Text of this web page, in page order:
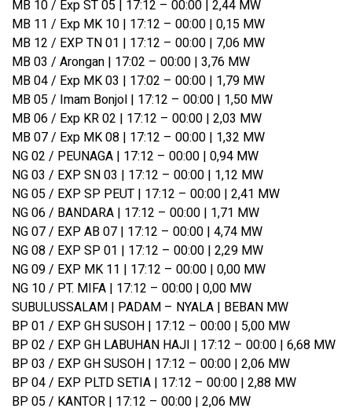
MB 10 / Exp ST 05 | 17:12 – 00:00 | 2,44 MW
MB 11 / Exp MK 10 | 17:12 – 00:00 | 0,15 MW
MB 12 / EXP TN 01 | 17:12 – 00:00 | 7,06 MW
MB 03 / Arongan | 17:02 – 00:00 | 3,76 MW
MB 04 / Exp MK 03 | 17:02 – 00:00 | 1,79 MW
MB 05 / Imam Bonjol | 17:12 – 00:00 | 1,50 MW
MB 06 / Exp KR 02 | 17:12 – 00:00 | 2,03 MW
MB 07 / Exp MK 08 | 17:12 – 00:00 | 1,32 MW
NG 02 / PEUNAGA | 17:12 – 00:00 | 0,94 MW
NG 03 / EXP SN 03 | 17:12 – 00:00 | 1,12 MW
NG 05 / EXP SP PEUT | 17:12 – 00:00 | 2,41 MW
NG 06 / BANDARA | 17:12 – 00:00 | 1,71 MW
NG 07 / EXP AB 07 | 17:12 – 00:00 | 4,74 MW
NG 08 / EXP SP 01 | 17:12 – 00:00 | 2,29 MW
NG 09 / EXP MK 11 | 17:12 – 00:00 | 0,00 MW
NG 10 / PT. MIFA | 17:12 – 00:00 | 0,00 MW
SUBULUSSALAM | PADAM – NYALA | BEBAN MW
BP 01 / EXP GH SUSOH | 17:12 – 00:00 | 5,00 MW
BP 02 / EXP GH LABUHAN HAJI | 17:12 – 00:00 | 6,68 MW
BP 03 / EXP GH SUSOH | 17:12 – 00:00 | 2,06 MW
BP 04 / EXP PLTD SETIA | 17:12 – 00:00 | 2,88 MW
BP 05 / KANTOR | 17:12 – 00:00 | 2,06 MW